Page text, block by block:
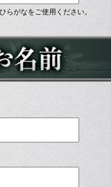
ひらがなをご使用ください。